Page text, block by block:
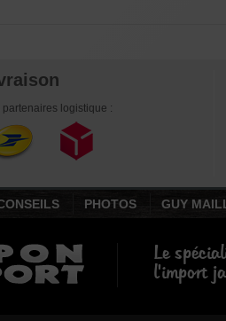
partenaires logistique :
PHOTOS GUY
Le
l'import